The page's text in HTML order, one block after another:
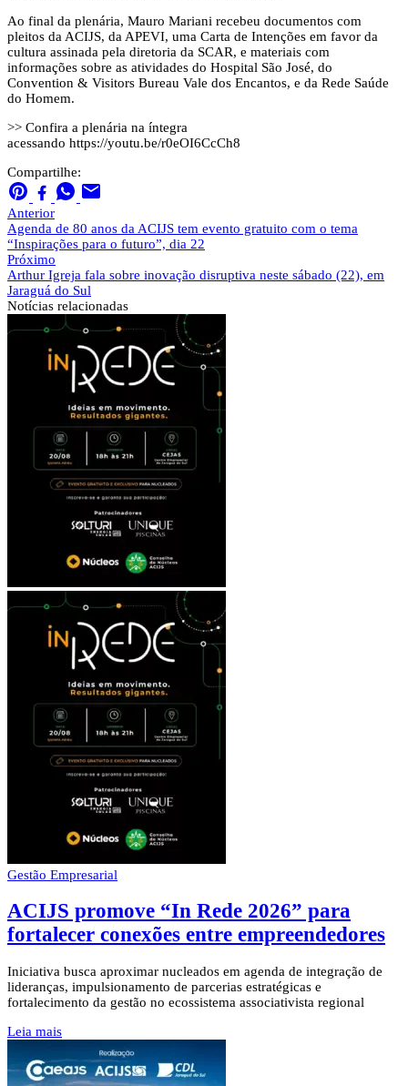
Ao final da plenária, Mauro Mariani recebeu documentos com
pleitos da ACIJS, da APEVI, uma Carta de Intenções em favor da
cultura assinada pela diretoria da SCAR, e materiais com
informações sobre as atividades do Hospital São José, do
Convention & Visitors Bureau Vale dos Encantos, e da Rede Saúde
do Homem.
>> Confira a plenária na íntegra
acessando https://youtu.be/r0eOI6CcCh8
Compartilhe:
Anterior
Agenda de 80 anos da ACIJS tem evento gratuito com o tema
“Inspirações para o futuro”, dia 22
Próximo
Arthur Igreja fala sobre inovação disruptiva neste sábado (22), em
Jaraguá do Sul
Notícias relacionadas
Gestão Empresarial
ACIJS promove “In Rede 2026” para
fortalecer conexões entre empreendedores
Iniciativa busca aproximar nucleados em agenda de integração de
lideranças, impulsionamento de parcerias estratégicas e
fortalecimento da gestão no ecossistema associativista regional
Leia mais